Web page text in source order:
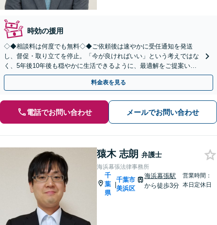
時効の援用
◇◆相談料は何度でも無料◇◆ご依頼後は速やかに受任通知を発送
し、督促・取り立てを停止。「今が良ければいい」という考えではな
く、5年後10年後も穏やかに生活できるように、最適解をご提案いた
します。借金問題は一人で抱え込まずご相談ください。
料金表を見る
電話でお問い合わせ メールでお問い合わせ
猿木 志朗 弁護士
海浜幕張法律事務所
千
葉
県
|
千葉市
美浜区
海浜幕張駅
から徒歩3分
営業時間：
本日定休日